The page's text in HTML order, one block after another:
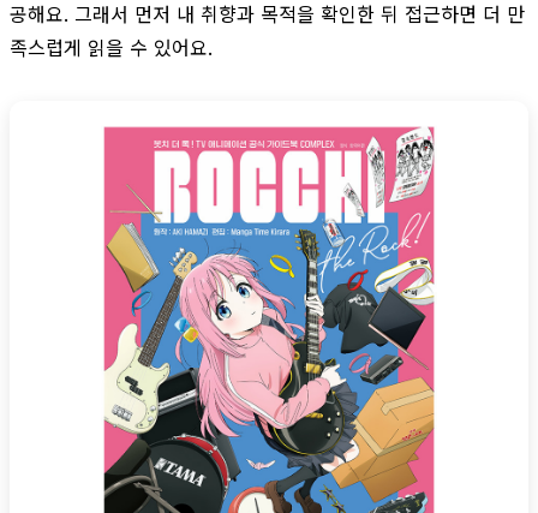
공해요. 그래서 먼저 내 취향과 목적을 확인한 뒤 접근하면 더 만
족스럽게 읽을 수 있어요.